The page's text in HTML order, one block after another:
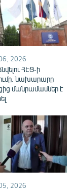
2026
ՀԷՑ-ի
նախարարը
մանրամասներ է
2026